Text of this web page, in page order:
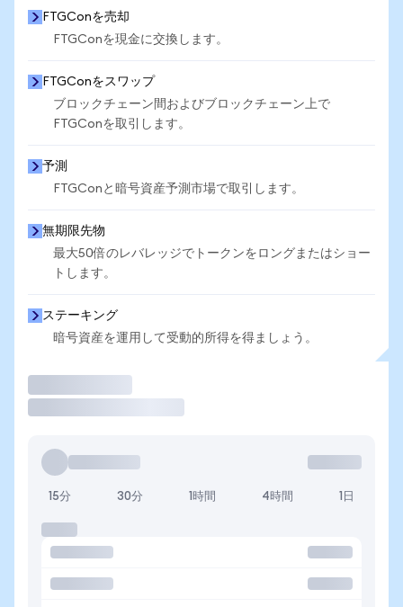
FTGConを売却
FTGConを現金に交換します。
FTGConをスワップ
ブロックチェーン間およびブロックチェーン上で
FTGConを取引します。
予測
FTGConと暗号資産予測市場で取引します。
無期限先物
最大50倍のレバレッジでトークンをロングまたはショー
トします。
ステーキング
暗号資産を運用して受動的所得を得ましょう。
15分 30分 1時間 4時間 1日